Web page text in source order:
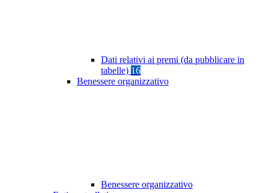
Dati relativi ai premi (da pubblicare in
tabelle) 16
Benessere organizzativo
Benessere organizzativo